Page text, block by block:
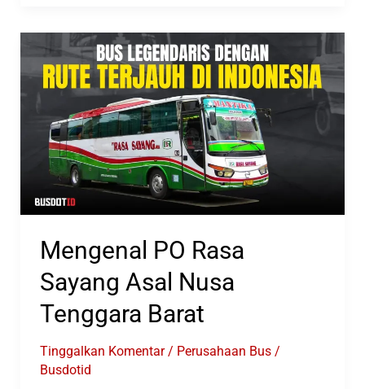
VISION
8
TOURING
Busworld
Mengenal PO Rasa
Sayang Asal Nusa
Tenggara Barat
Tinggalkan Komentar / Perusahaan Bus/
Busdotid